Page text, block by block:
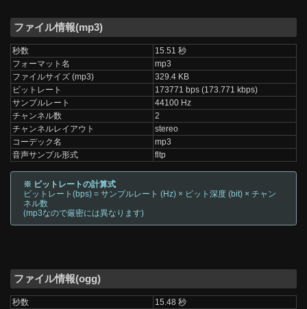
ファイル情報(mp3)
秒数
15.51 秒
フォーマット名
mp3
ファイルサイズ (mp3)
329.4 KB
ビットレート
173771 bps (173.771 kbps)
サンプルレート
44100 Hz
チャンネル数
2
チャンネルレイアウト
stereo
コーデック名
mp3
音声サンプル形式
fltp
※ ビットレートの計算式
ビットレート(bps) = サンプルレート (Hz) × ビット深度 (bit) × チャン
ネル数
(mp3なので厳密には異なります)
ファイル情報(ogg)
秒数
15.48 秒